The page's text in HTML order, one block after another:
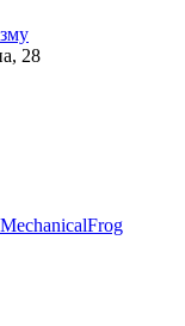
28